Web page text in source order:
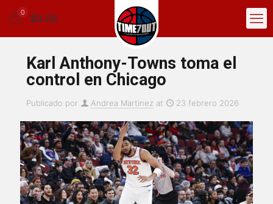
0 $0.00
Karl Anthony-Towns toma el
control en Chicago
Publicado por Andrea Martinez at 23 febrero 2026